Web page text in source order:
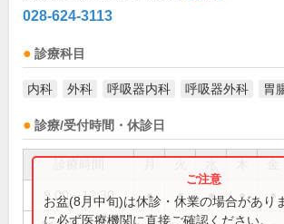
028-624-3113
診療科目
内科 外科 呼吸器内科 呼吸器外科 胃
診療/受付時間・休診日
9:00～12:30 ● ● ● ● ●
お盆(8月中旬)は休診・休業の場合があり
に必ず医療機関に直接ご確認ください。